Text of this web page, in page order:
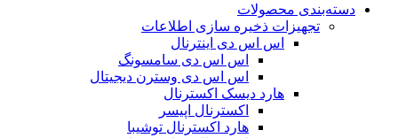
دسته‌بندی محصولات
تجهیزات ذخیره سازی اطلاعات
اس اس دی اینترنال
اس اس دی سامسونگ
اس اس دی وسترن دیجیتال
هارد دیسک اکسترنال
اکسترنال اپیسر
هارد اکسترنال توشیبا